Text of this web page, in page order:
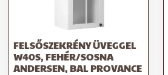
FELSŐSZEKRÉNY ÜVEGGEL
W40S, FEHÉR/SOSNA
ANDERSEN, BAL PROVANCE